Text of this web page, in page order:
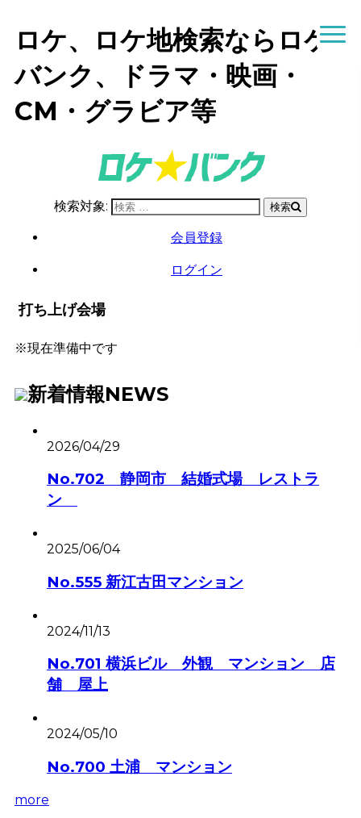
ロケ、ロケ地検索ならロケ
バンク、ドラマ・映画・
CM・グラビア等
検索対象: 検索
会員登録
ログイン
打ち上げ会場
※現在準備中です
新着情報NEWS
2026/04/29
No.702 静岡市 結婚式場 レストラ
ン
2025/06/04
No.555 新江古田マンション
2024/11/13
No.701 横浜ビル 外観 マンション 店
舗 屋上
2024/05/10
No.700 土浦 マンション
more